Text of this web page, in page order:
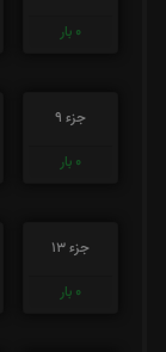
0 بار
جزء 9
0 بار
جزء 13
0 بار